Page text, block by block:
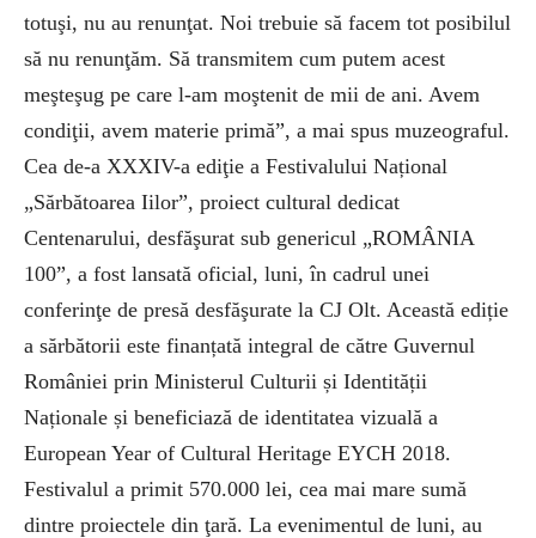
totuşi, nu au renunţat. Noi trebuie să facem tot posibilul
să nu renunţăm. Să transmitem cum putem acest
meşteşug pe care l-am moştenit de mii de ani. Avem
condiţii, avem materie primă”, a mai spus muzeograful.
Cea de-a XXXIV-a ediţie a Festivalului Național
„Sărbătoarea Iilor”, proiect cultural dedicat
Centenarului, desfăşurat sub genericul „ROMÂNIA
100”, a fost lansată oficial, luni, în cadrul unei
conferinţe de presă desfăşurate la CJ Olt. Această ediție
a sărbătorii este finanțată integral de către Guvernul
României prin Ministerul Culturii și Identității
Naționale și beneficiază de identitatea vizuală a
European Year of Cultural Heritage EYCH 2018.
Festivalul a primit 570.000 lei, cea mai mare sumă
dintre proiectele din ţară. La evenimentul de luni, au